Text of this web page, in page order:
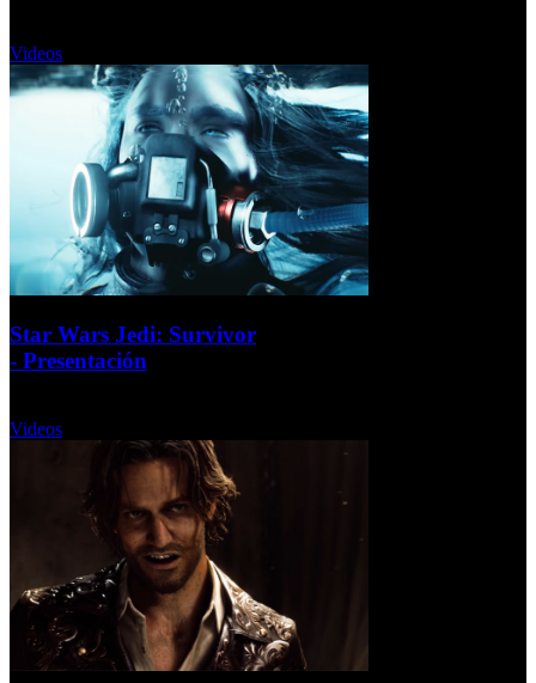
Videos
Star Wars Jedi: Survivor
- Presentación
Videos